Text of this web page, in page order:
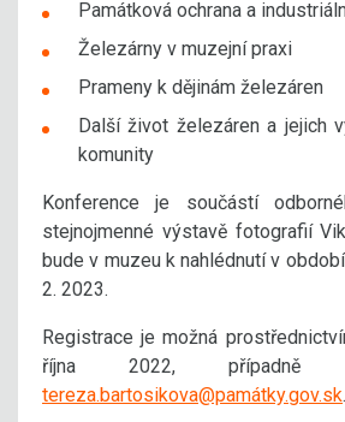
Památková ochrana a
Železárny v muzejní praxi
Prameny k dějinám železáren
Další život železáren a jejich
komunity
Konference je součástí
stejnojmenné výstavě fotografií
bude v muzeu k nahlédnutí v
2. 2023.
Registrace je možná
října 2022, případně
tereza.bartosikova@památky.gov.sk.